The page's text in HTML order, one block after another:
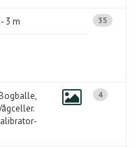
3 m 35
4